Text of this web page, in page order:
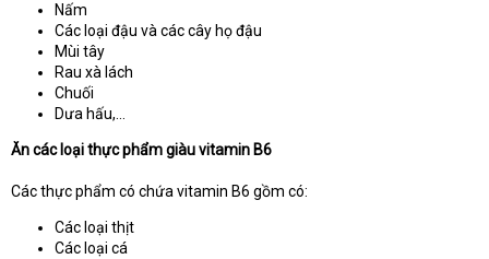
Nấm
Các loại đậu và các cây họ đậu
Mùi tây
Rau xà lách
Chuối
Dưa hấu,…
Ăn các loại thực phẩm giàu vitamin B6
Các thực phẩm có chứa vitamin B6 gồm có:
Các loại thịt
Các loại cá